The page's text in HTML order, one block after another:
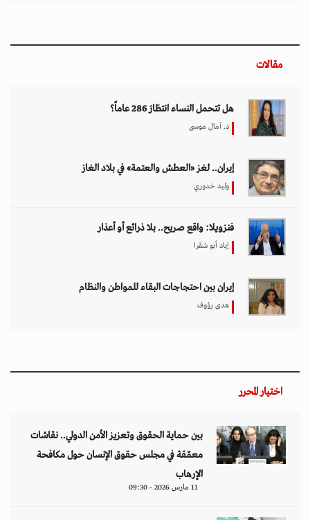
مقالات
هل تتحمل النساء انتظارَ 286 عاماً؟
د. آمال موسى
إيران.. لغز «العطش والعتمة» في بلاد الغاز
وليد خدوري
فنزويلا: واقع صريح.. بلا ذرائع أو أعذار
إياد أبو شقرا
إيران بين احتجاجات البقاء للمواطن والنظام
هدى رؤوف
اختيار المحرر
بين حماية الحقوق وتعزيز الأمن الدولي.. نقاشات
معمّقة في مجلس حقوق الإنسان حول مكافحة
الإرهاب
11 مارس 2026 - 09:30